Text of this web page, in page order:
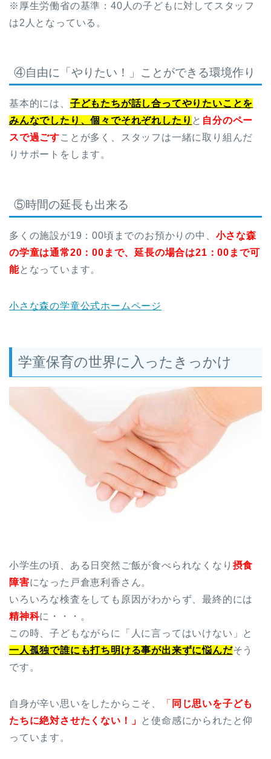
※厚生労働省の基準：40人の子どもに対してスタッフ
は2人となっている。
④自由に「やりたい！」ことができる環境作り
基本的には、 子どもたちが話し合ってやりたいことを
みんなでしたり、個々でそれぞれしたり と 自分のペー
スで過ごすことが多く、スタッフは一緒に取り組んだ
りサポートをします。
⑤時間の延長も出来る
多くの施設が19：00頃までのお預かりの中、 小さな森
の学童は通常20：00まで、延長の場合は21：00まで可
能となっています。
小さな森の学童公式ホームページ
学童保育の世界に入ったきっかけ
小学生の頃、ある日突然ご飯が食べられなくなり 摂食
障害になった戸倉恵利香さん。
いろいろな検査をしても原因がわからず、最終的には
精神科に・・・。
この時、子どもながらに「人に言ってはいけない」と
一人孤独で誰にも打ち明ける事が出来ずに悩んだそう
です。
自身が辛い思いをしたからこそ、 「 同じ思いを子ども
たちに絶対させたくない！」
と使命感にかられたと仰
っています。